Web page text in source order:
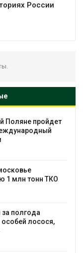
России
создали новую
три незаконные
из воды